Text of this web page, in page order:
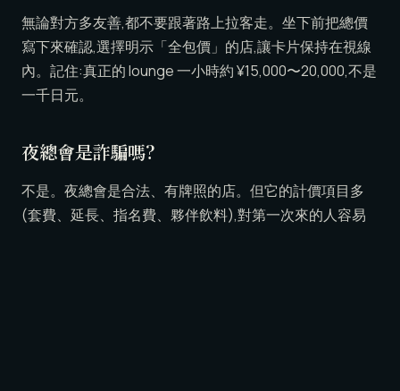
無論對方多友善,都不要跟著路上拉客走。坐下前把總價
寫下來確認,選擇明示「全包價」的店,讓卡片保持在視線
內。記住:真正的 lounge 一小時約 ¥15,000〜20,000,不是
一千日元。
夜總會是詐騙嗎?
不是。夜總會是合法、有牌照的店。但它的計價項目多
(套費、延長、指名費、夥伴飲料),對第一次來的人容易